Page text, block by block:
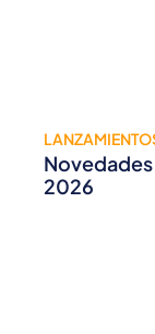
Novedades
2026